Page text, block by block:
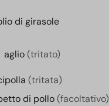
di girasole
aglio(tritato)
(tritata)
di pollo(facoltativo)